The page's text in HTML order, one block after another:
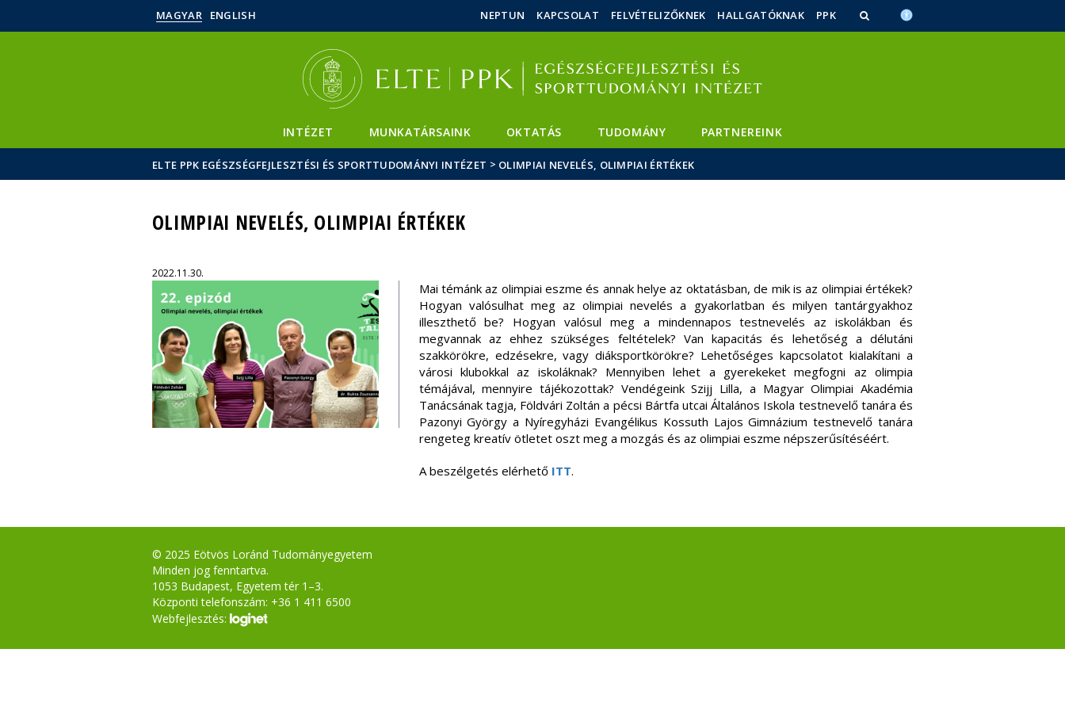
Hírek
Események
ELTE a
MAGYAR ENGLISH NEPTUN KAPCSOLAT FELVÉTELIZŐKNEK HALLGATÓKNAK PPK
INTÉZET MUNKATÁRSAINK OKTATÁS TUDOMÁNY PARTNEREINK
ELTE PPK EGÉSZSÉGFEJLESZTÉSI ÉS SPORTTUDOMÁNYI INTÉZET > OLIMPIAI NEVELÉS, OLIMPIAI ÉRTÉKEK
OLIMPIAI NEVELÉS, OLIMPIAI ÉRTÉKEK
2022.11.30.
Mai témánk az olimpiai eszme és annak helye az oktatásban, de mik is az olimpiai értékek?
Hogyan valósulhat meg az olimpiai nevelés a gyakorlatban és milyen tantárgyakhoz
illeszthető be? Hogyan valósul meg a mindennapos testnevelés az iskolákban és
megvannak az ehhez szükséges feltételek? Van kapacitás és lehetőség a délutáni
szakkörökre, edzésekre, vagy diáksportkörökre? Lehetőséges kapcsolatot kialakítani a
városi klubokkal az iskoláknak? Mennyiben lehet a gyerekeket megfogni az olimpia
témájával, mennyire tájékozottak? Vendégeink Szijj Lilla, a Magyar Olimpiai Akadémia
Tanácsának tagja, Földvári Zoltán a pécsi Bártfa utcai Általános Iskola testnevelő tanára és
Pazonyi György a Nyíregyházi Evangélikus Kossuth Lajos Gimnázium testnevelő tanára
rengeteg kreatív ötletet oszt meg a mozgás és az olimpiai eszme népszerűsítéséért.
A beszélgetés elérhető ITT.
© 2025 Eötvös Loránd Tudományegyetem
Minden jog fenntartva.
1053 Budapest, Egyetem tér 1–3.
Központi telefonszám: +36 1 411 6500
Webfejlesztés: